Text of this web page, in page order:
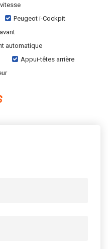
Peugeot i-Cockpit
automatique
Appui-têtes arrière